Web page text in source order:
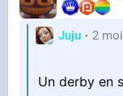
Juju 2
Un derby en